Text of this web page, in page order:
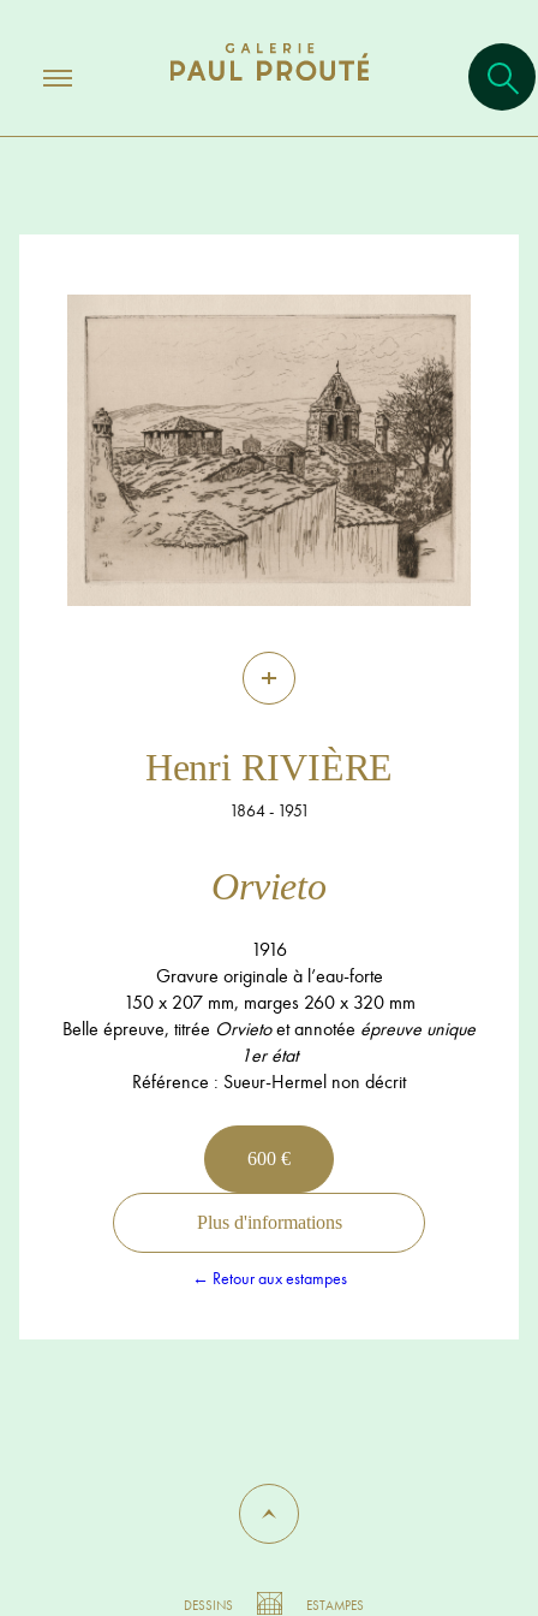
+
Henri RIVIÈRE
1864 - 1951
Orvieto
1916
Gravure originale à l’eau-forte
150 x 207 mm, marges 260 x 320 mm
Belle épreuve, titrée Orvietoet annotée épreuve unique
1er état
Référence : Sueur-Hermel non décrit
600 €
Plus d'informations
← Retour aux estampes
DESSINS ESTAMPES